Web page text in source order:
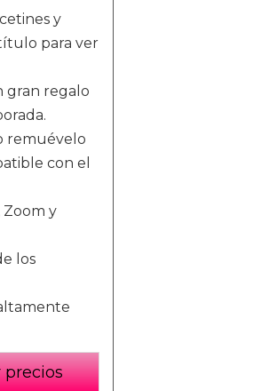
y
para ver
gran regalo
remuévelo
con el
Zoom y
los